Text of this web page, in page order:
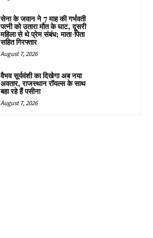
सेना के जवान ने 7 माह की गर्भवती
पत्नी को उतारा मौत के घाट, दूसरी
महिला से थे प्रेम संबंध; माता-पिता
सहित गिरफ्तार
August 7, 2026
वैभव सूर्यवंशी का दिखेगा अब नया
अवतार, राजस्थान रॉयल्स के साथ
बहा रहे हैं पसीना
August 7, 2026